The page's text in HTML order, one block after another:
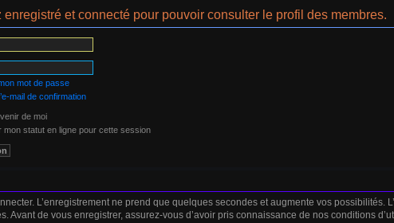
et connecté pour pouvoir consulter le profil des membres.
mot de passe
mail de confirmation
de moi
mon statut en ligne pour cette session
L’enregistrement ne prend que quelques secondes et augmente vos possibilités.
Avant de vous enregistrer, assurez-vous d’avoir pris connaissance de nos conditions